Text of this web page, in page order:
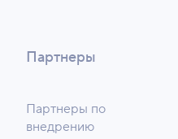
Партнеры
Партнеры по
внедрению